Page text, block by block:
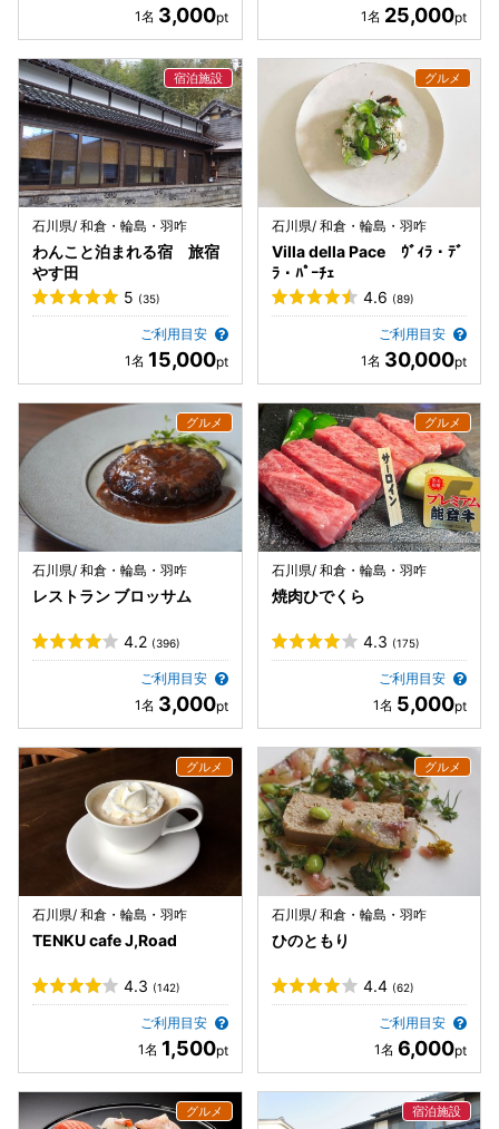
3,000 25,000
石川県/ 和倉・輪島・羽咋
わんこと泊まれる宿 旅宿
やす田
5 (35)
ご利用目安
15,000
石川県/ 和倉・輪島・羽咋
Villa della Pace ｳﾞｨﾗ・ﾃﾞ
ﾗ・ﾊﾟｰﾁｪ
4.6 (89)
ご利用目安
30,000
石川県/ 和倉・輪島・羽咋
レストラン ブロッサム
4.2 (396)
ご利用目安
3,000
石川県/ 和倉・輪島・羽咋
焼肉ひでくら
4.3 (175)
ご利用目安
5,000
石川県/ 和倉・輪島・羽咋
TENKU cafe J,Road
4.3 (142)
ご利用目安
1,500
石川県/ 和倉・輪島・羽咋
ひのともり
4.4 (62)
ご利用目安
6,000